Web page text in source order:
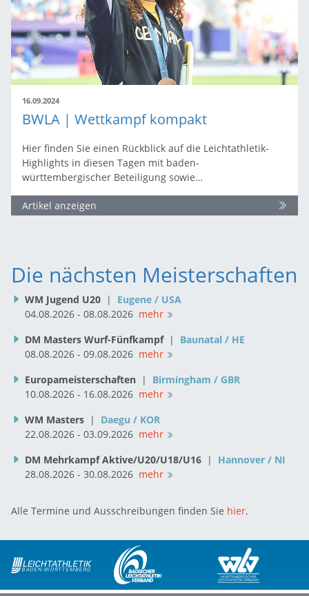
16.09.2024
BWLA | Wettkampf kompakt
Hier finden Sie einen Rückblick auf die Leichtathletik-
Highlights in diesen Tagen mit baden-
württembergischer Beteiligung sowie…
Artikel anzeigen
Die nächsten Meisterschaften
WM Jugend U20 |
Eugene / USA
04.08.2026 - 08.08.2026 mehr
DM Masters Wurf-Fünfkampf |
Baunatal / HE
08.08.2026 - 09.08.2026 mehr
Europameisterschaften |
Birmingham / GBR
10.08.2026 - 16.08.2026 mehr
WM Masters |
Daegu / KOR
22.08.2026 - 03.09.2026 mehr
DM Mehrkampf Aktive/U20/U18/U16 |
Hannover / NI
28.08.2026 - 30.08.2026 mehr
Alle Termine und Ausschreibungen finden Sie hier.